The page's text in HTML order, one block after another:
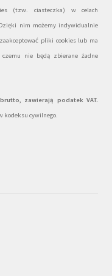
(tzw. ciasteczka) w celach
nim możemy indywidualnie
pliki cookies lub ma
nie będą zbierane żadne
zawierają podatek VAT.
kodeksu cywilnego.